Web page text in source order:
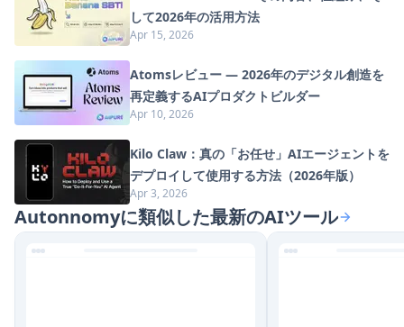
して2026年の活用方法
Apr 15, 2026
Atomsレビュー — 2026年のデジタル創造を
再定義するAIプロダクトビルダー
Apr 10, 2026
Kilo Claw：真の「お任せ」AIエージェントを
デプロイして使用する方法（2026年版）
Apr 3, 2026
Autonnomyに類似した最新のAIツール